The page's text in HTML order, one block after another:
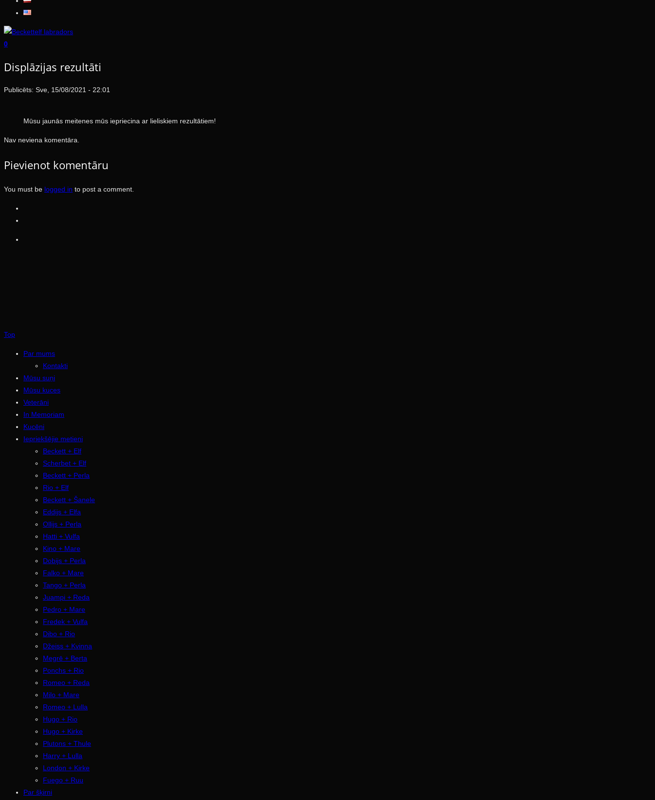
0
Displāzijas rezultāti
Publicēts: Sve, 15/08/2021 - 22:01
Mūsu jaunās meitenes mūs iepriecina ar lieliskiem rezultātiem!
Nav neviena komentāra.
Pievienot komentāru
You must be logged in to post a comment.
Top
Par mums
Kontakti
Mūsu suņi
Mūsu kuces
Veterāni
In Memoriam
Kucēni
Iepriekšējie metieni
Beckett + Elf
Scherbet + Elf
Beckett + Perla
Rio + Elf
Beckett + Šanele
Eddijs + Elfa
Ollijs + Perla
Hatti + Vulfa
Kino + Mare
Dobijs + Perla
Falko + Mare
Tango + Perla
Juampi + Reda
Pedro + Mare
Fredek + Vulfa
Dibo + Rio
Džeiss + Kvinna
Megrē + Berta
Ponchs + Rio
Romeo + Reda
Milo + Mare
Romeo + Lulla
Hugo + Rio
Hugo + Kirke
Plutons + Thule
Harry + Lulla
London + Kirke
Fuego + Ruu
Par šķirni